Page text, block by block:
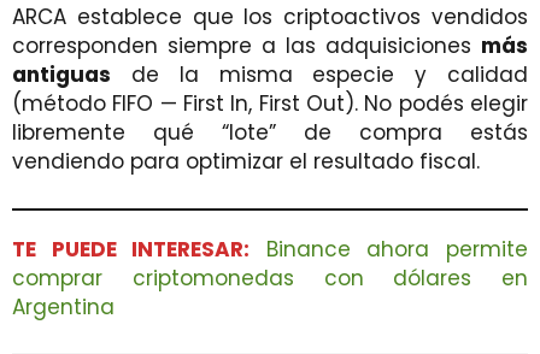
ARCA establece que los criptoactivos vendidos
corresponden siempre a las adquisiciones más
antiguas de la misma especie y calidad
(método FIFO — First In, First Out). No podés elegir
libremente qué “lote” de compra estás
vendiendo para optimizar el resultado fiscal.
TE PUEDE INTERESAR:
Binance ahora permite
comprar criptomonedas con dólares en
Argentina